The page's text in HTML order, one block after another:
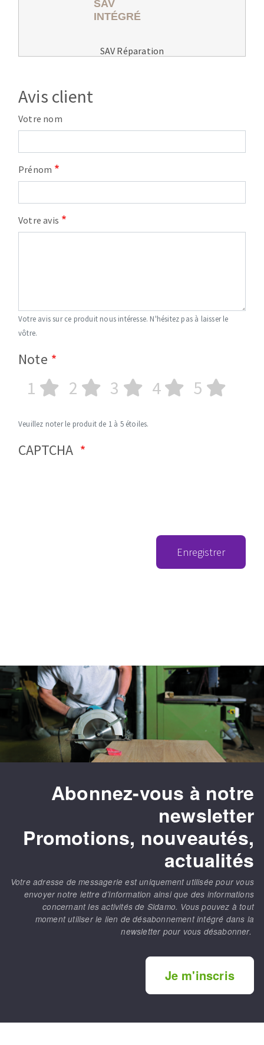
SAV Réparation
Avis client
Votre nom
Prénom
Votre avis
Votre avis sur ce produit nous intéresse. N'hésitez pas à laisser le
vôtre.
Note
1 2 3 4 5
Veuillez noter le produit de 1 à 5 étoiles.
CAPTCHA
Enregistrer
Abonnez-vous à notre
newsletter
Promotions, nouveautés,
actualités
Votre adresse de messagerie est uniquement utilisée pour vous
envoyer notre lettre d’information ainsi que des informations
concernant les activités de Sidamo. Vous pouvez à tout
moment utiliser le lien de désabonnement intégré dans la
newsletter pour vous désabonner.
Je m'inscris